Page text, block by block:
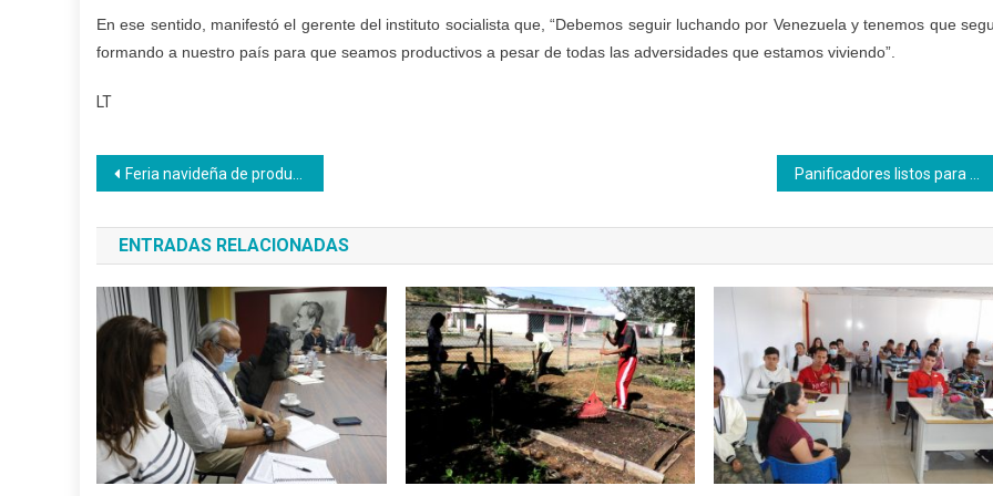
En ese sentido, manifestó el gerente del instituto socialista que, “Debemos seguir luchando por Venezuela y tenemos que
formando a nuestro país para que seamos productivos a pesar de todas las adversidades que estamos viviendo”.
LT
Navegación
de
entradas
Feria navideña de productores del poder popular movilizó a emprendedores comunales
ENTRADAS RELACIONADAS